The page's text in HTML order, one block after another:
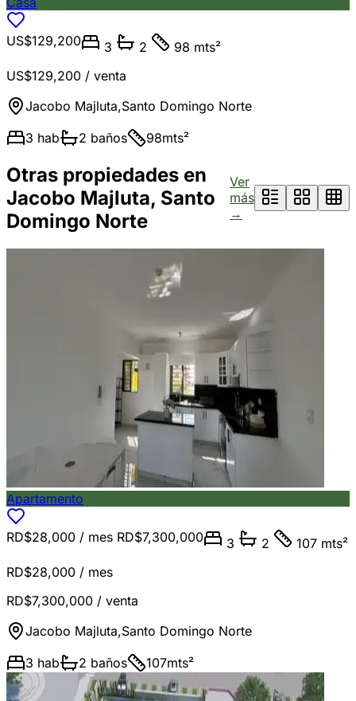
US$129,200 3 2
98 mts²
US$129,200 / venta
Jacobo Majluta,Santo Domingo Norte
3 hab 2 baños 98mts²
Otras propiedades en
Jacobo Majluta, Santo
Domingo Norte
Ver
más
→
Apartamento
RD$28,000 / mes RD$7,300,000 3 2
107 mts²
RD$28,000 / mes
RD$7,300,000 / venta
Jacobo Majluta,Santo Domingo Norte
3 hab 2 baños 107mts²